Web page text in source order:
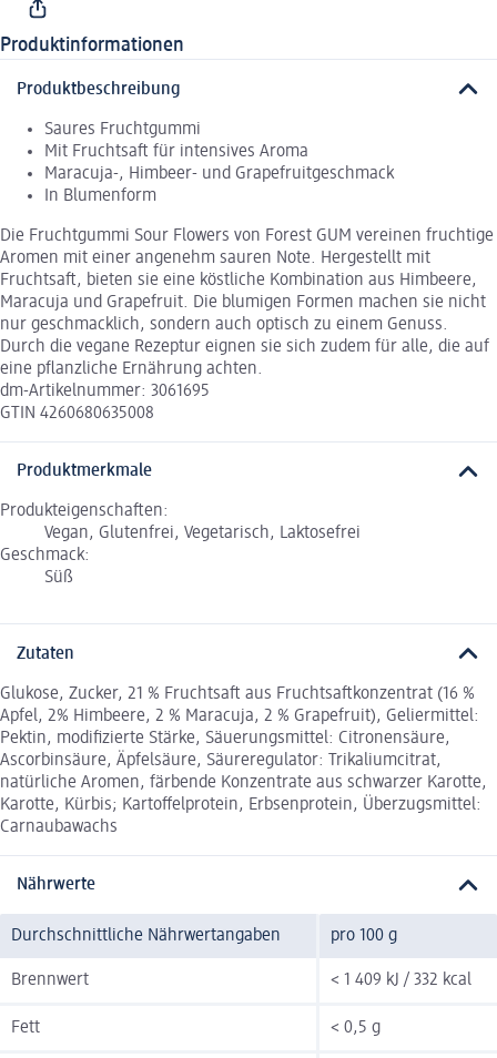
Produktinformationen
Produktbeschreibung
Saures Fruchtgummi
Mit Fruchtsaft für intensives Aroma
Maracuja-, Himbeer- und Grapefruitgeschmack
In Blumenform
Die Fruchtgummi Sour Flowers von Forest GUM vereinen fruchtige
Aromen mit einer angenehm sauren Note. Hergestellt mit
Fruchtsaft, bieten sie eine köstliche Kombination aus Himbeere,
Maracuja und Grapefruit. Die blumigen Formen machen sie nicht
nur geschmacklich, sondern auch optisch zu einem Genuss.
Durch die vegane Rezeptur eignen sie sich zudem für alle, die auf
eine pflanzliche Ernährung achten.
dm-Artikelnummer: 3061695
GTIN 4260680635008
Produktmerkmale
Produkteigenschaften:
Vegan, Glutenfrei, Vegetarisch, Laktosefrei
Geschmack:
Süß
Zutaten
Glukose, Zucker, 21 % Fruchtsaft aus Fruchtsaftkonzentrat (16 %
Apfel, 2% Himbeere, 2 % Maracuja, 2 % Grapefruit), Geliermittel:
Pektin, modifizierte Stärke, Säuerungsmittel: Citronensäure,
Ascorbinsäure, Äpfelsäure, Säureregulator: Trikaliumcitrat,
natürliche Aromen, färbende Konzentrate aus schwarzer Karotte,
Karotte, Kürbis; Kartoffelprotein, Erbsenprotein, Überzugsmittel:
Carnaubawachs
Nährwerte
Durchschnittliche Nährwertangaben pro 100 g
Brennwert < 1 409 kJ / 332 kcal
Fett < 0,5 g